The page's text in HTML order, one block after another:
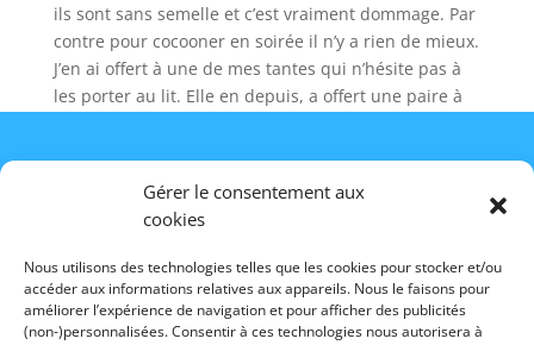
Gérer le consentement aux
cookies
Nous utilisons des technologies telles que les cookies pour stocker et/ou
accéder aux informations relatives aux appareils. Nous le faisons pour
améliorer l’expérience de navigation et pour afficher des publicités
(non-)personnalisées. Consentir à ces technologies nous autorisera à
ils sont sans semelle et c’est vraiment dommage. Par
contre pour cocooner en soirée il n’y a rien de mieux.
J’en ai offert à une de mes tantes qui n’hésite pas à
les porter au lit. Elle en depuis, a offert une paire à
*Il ne s’agit pas dechaussons spécial bottes
surchaussettes fourrées
mais qui ne valent pas mes chaussons en peau
d’agneau.
Leschaussons Duo
Provence Outillage
84300 Les Taillades
France
04 90 78 09 61